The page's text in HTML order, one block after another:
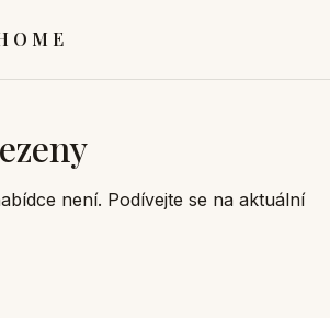
není. Podívejte se na aktuální